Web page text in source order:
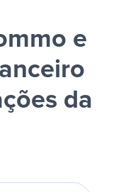
e
da